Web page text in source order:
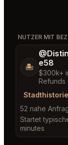
NUTZER MIT
🏝️
e58
$300k+
Refunds
Stadthistorie
52 nahe
Startet
minutes